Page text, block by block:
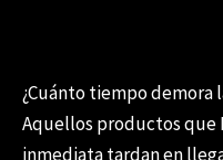
¿Cuánto tiempo demora
Aquellos productos que
inmediata tardan en